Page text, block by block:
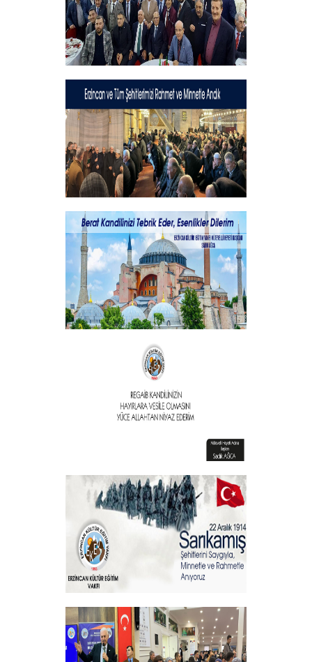
Geleneksel İftar Programımız
+
Şehitlerimizi Rahmet ve Minnetle
Andık...
+
Vakıf Başkanımızdan Kandil mesajı
+
Vakıf Başkanımızdan Kandil mesajı
+
Sehitlerimizi Rahmetle Anıyoruz
+